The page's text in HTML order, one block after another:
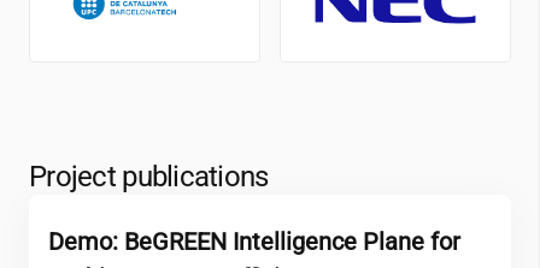
Project publications
Demo: BeGREEN Intelligence Plane for